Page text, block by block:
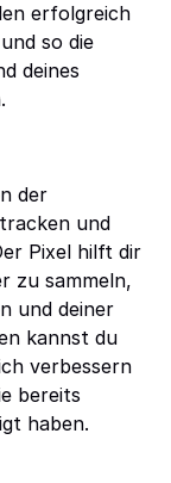
erfolgreich
so die
deines
der
und
Pixel hilft dir
zu sammeln,
und deiner
kannst du
verbessern
bereits
haben.